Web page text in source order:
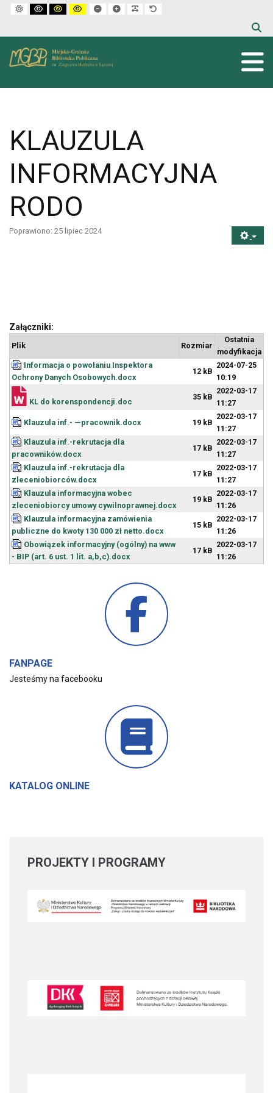
Default mode
High contrast black white mode
High contrast black yellow mode
High contrast yellow black mode
Set smaller font
Set larger font
Make font more readable
KLAUZULA
INFORMACYJNA
RODO
Poprawiono: 25 lipiec 2024
Załączniki:
Plik Rozmiar
Ostatnia
modyfikacja
Informacja o powołaniu Inspektora
Ochrony Danych Osobowych.docx
12 kB
2024-07-25
10:19
KL do korenspondencji.doc
35 kB
2022-03-17
11:27
Klauzula inf.- —pracownik.docx 19 kB
2022-03-17
11:27
Klauzula inf.-rekrutacja dla
pracowników.docx
17 kB
2022-03-17
11:27
Klauzula inf.-rekrutacja dla
zleceniobiorców.docx
17 kB
2022-03-17
11:27
Klauzula informacyjna wobec
zleceniobiorcy umowy cywilnoprawnej.docx
19 kB
2022-03-17
11:26
Klauzula informacyjna zamówienia
publiczne do kwoty 130 000 zł netto.docx
15 kB
2022-03-17
11:26
Obowiązek informacyjny (ogólny) na www
- BIP (art. 6 ust. 1 lit. a,b,c).docx
17 kB
2022-03-17
11:26
FANPAGE
Jesteśmy na facebooku
KATALOG ONLINE
PROJEKTY I PROGRAMY